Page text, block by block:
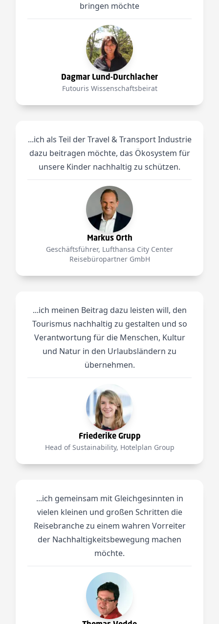
bringen möchte
Dagmar Lund-Durchlacher
Futouris Wissenschaftsbeirat
...ich als Teil der Travel & Transport Industrie
dazu beitragen möchte, das Ökosystem für
unsere Kinder nachhaltig zu schützen.
Markus Orth
Geschäftsführer, Lufthansa City Center
Reisebüropartner GmbH
...ich meinen Beitrag dazu leisten will, den
Tourismus nachhaltig zu gestalten und so
Verantwortung für die Menschen, Kultur
und Natur in den Urlaubsländern zu
übernehmen.
Friederike Grupp
Head of Sustainability, Hotelplan Group
...ich gemeinsam mit Gleichgesinnten in
vielen kleinen und großen Schritten die
Reisebranche zu einem wahren Vorreiter
der Nachhaltigkeitsbewegung machen
möchte.